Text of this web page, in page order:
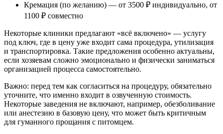
Кремация (по желанию) — от 3500 ₽ индивидуально, от
1100 ₽ совместно
Некоторые клиники предлагают «всё включено» — услугу
под ключ, где в цену уже входит сама процедура, утилизация
и транспортировка. Такие предложения особенно актуальны,
если хозяевам сложно эмоционально и физически заниматься
организацией процесса самостоятельно.
Важно: перед тем как согласиться на процедуру, обязательно
уточните, что именно входит в озвученную стоимость.
Некоторые заведения не включают, например, обезболивание
или анестезию в базовую цену, что может быть критичным
для гуманного прощания с питомцем.